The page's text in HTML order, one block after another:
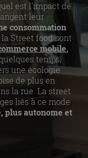
est l’impact de
leur
consommation
la Street food sont
mobile,
temps,
une écologie
de plus en
la rue. La street
liés à ce mode
plus autonome et